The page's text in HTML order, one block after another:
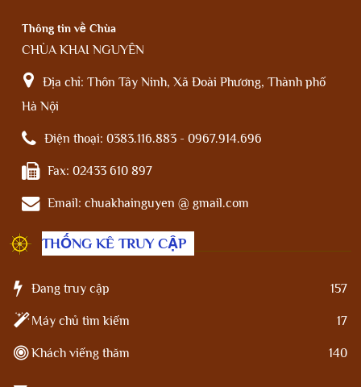
Thông tin về Chùa
CHÙA KHAI NGUYÊN
Địa chỉ: Thôn Tây Ninh, Xã Đoài Phương, Thành phố
Hà Nội
Điện thoại: 0383.116.883 - 0967.914.696
Fax: 02433 610 897
Email: chuakhainguyen @ gmail.com
THỐNG KÊ TRUY CẬP
Đang truy cập 157
Máy chủ tìm kiếm 17
Khách viếng thăm 140